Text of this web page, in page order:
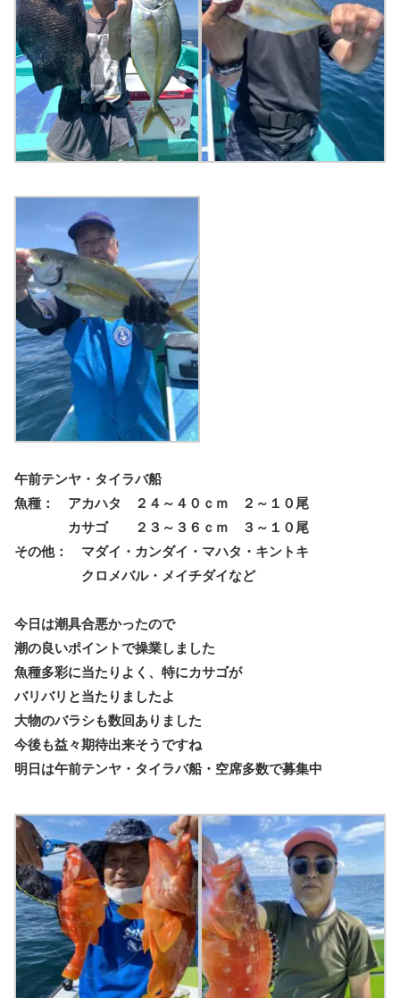
午前テンヤ・タイラバ船
魚種： アカハタ ２４～４０ｃｍ ２～１０尾
カサゴ ２３～３６ｃｍ ３～１０尾
その他： マダイ・カンダイ・マハタ・キントキ
クロメバル・メイチダイなど
今日は潮具合悪かったので
潮の良いポイントで操業しました
魚種多彩に当たりよく、特にカサゴが
バリバリと当たりましたよ
大物のバラシも数回ありました
今後も益々期待出来そうですね
明日は午前テンヤ・タイラバ船・空席多数で募集中